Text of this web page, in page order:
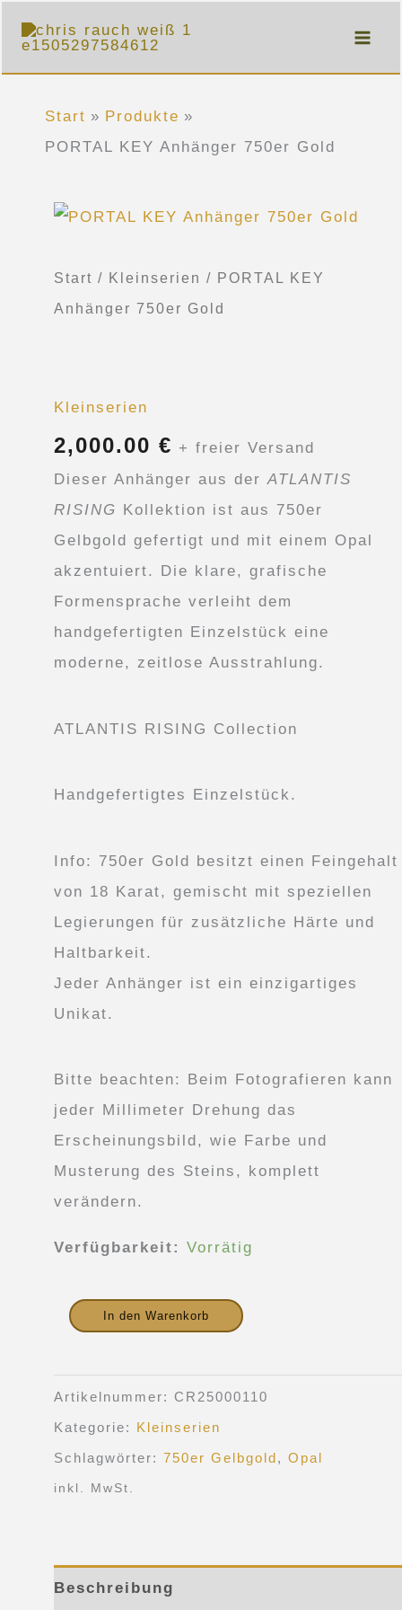
Inhalt
springen
Start
Produkte
PORTAL KEY Anhänger 750er Gold
Start / Kleinserien / PORTAL KEY
Anhänger 750er Gold
Kleinserien
2,000.00 € + freier Versand
Dieser Anhänger aus derATLANTIS
RISING
Kollektion ist aus 750er
Gelbgold gefertigt und mit einem Opal
akzentuiert. Die klare, grafische
Formensprache verleiht dem
handgefertigten Einzelstück eine
moderne, zeitlose Ausstrahlung.
ATLANTIS RISING Collection
Handgefertigtes Einzelstück.
Info: 750er Gold besitzt einen Feingehalt
von 18 Karat, gemischt mit speziellen
Legierungen für zusätzliche Härte und
Haltbarkeit.
Jeder Anhänger ist ein einzigartiges
Unikat.
Bitte beachten: Beim Fotografieren kann
jeder Millimeter Drehung das
Erscheinungsbild, wie Farbe und
Musterung des Steins, komplett
verändern.
Verfügbarkeit: Vorrätig
PORTAL
Anhänger
750er
In den Warenkorb
Artikelnummer: CR25000110
Kategorie: Kleinserien
Schlagwörter: 750er Gelbgold, Opal
inkl. MwSt.
Beschreibung